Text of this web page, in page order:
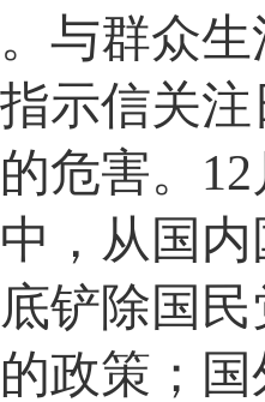
与群众
示信关
危害。
，从国
铲除国
政策；